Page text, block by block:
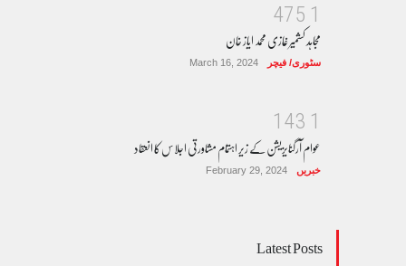
1
5
7
4
مجاہد کشمیر غازی محمد ایاز خان
سٹوری/ فیچر March 16, 2024
1
3
4
1
عوام آرگنایزیشن کے زیر اہتمام مشاورتی اجلاس کا انعقاد
خبریں February 29, 2024
Latest Posts